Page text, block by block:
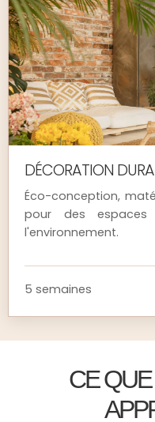
DÉCORATION
Éco-conception,
pour des
l'environnement.
5 semaines
CE